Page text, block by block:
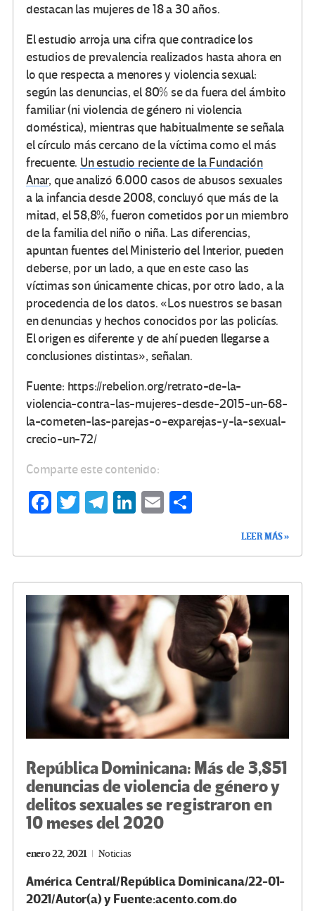
destacan las mujeres de 18 a 30 años.
El estudio arroja una cifra que contradice los
estudios de prevalencia realizados hasta ahora en
lo que respecta a menores y violencia sexual:
según las denuncias, el 80% se da fuera del ámbito
familiar (ni violencia de género ni violencia
doméstica), mientras que habitualmente se señala
el círculo más cercano de la víctima como el más
frecuente. Un estudio reciente de la Fundación
Anar, que analizó 6.000 casos de abusos sexuales
a la infancia desde 2008, concluyó que más de la
mitad, el 58,8%, fueron cometidos por un miembro
de la familia del niño o niña. Las diferencias,
apuntan fuentes del Ministerio del Interior, pueden
deberse, por un lado, a que en este caso las
víctimas son únicamente chicas, por otro lado, a la
procedencia de los datos. «Los nuestros se basan
en denuncias y hechos conocidos por las policías.
El origen es diferente y de ahí pueden llegarse a
conclusiones distintas», señalan.
Fuente: https://rebelion.org/retrato-de-la-
violencia-contra-las-mujeres-desde-2015-un-68-
la-cometen-las-parejas-o-exparejas-y-la-sexual-
crecio-un-72/
Comparte este contenido:
Fa
o
k
T
Te
m
Li
n
E
ar
tir
LEER MÁS »
República Dominicana: Más de 3,851
denuncias de violencia de género y
delitos sexuales se registraron en
10 meses del 2020
enero 22, 2021 Noticias
América Central/República Dominicana/22-01-
2021/Autor(a) y Fuente:acento.com.do